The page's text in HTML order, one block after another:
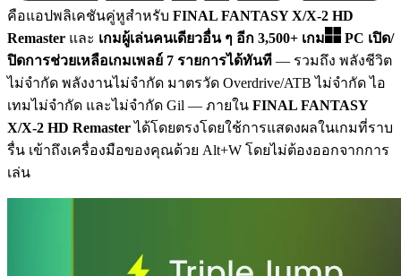
คือแอปพลิเคชันคู่หูสำหรับ FINAL FANTASY X/X-2 HD
Remaster และ เกมผู้เล่นคนเดียวอื่น ๆ อีก 3,500+ เกม PC เปิด/
ปิดการช่วยเหลือเกมเพลย์ 7 รายการได้ทันที — รวมถึง พลังชีวิต
ไม่จำกัด พลังงานไม่จำกัด มาตรวัด Overdrive/ATB ไม่จำกัด ไอ
เทมไม่จำกัด และไม่จำกัด Gil — ภายใน FINAL FANTASY
X/X-2 HD Remasterได้โดยตรงโดยใช้การแสดงผลในเกมที่ราบ
รื่น เข้าถึงเครื่องมือของคุณด้วย Alt+W โดยไม่ต้องออกจากการ
เล่น